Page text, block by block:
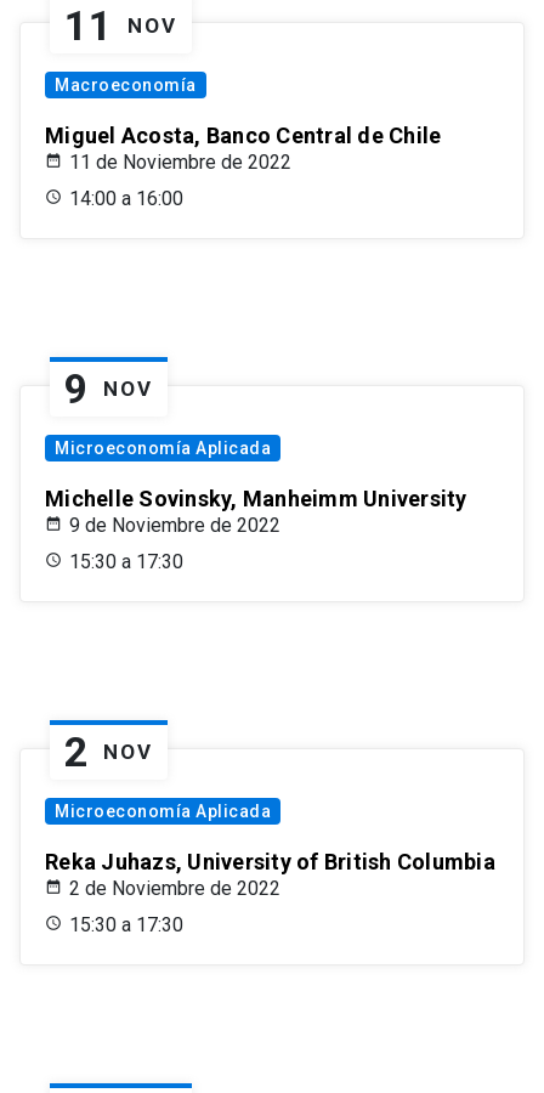
11 NOV
Macroeconomía
Miguel Acosta, Banco Central de Chile
11 de Noviembre de 2022
14:00 a 16:00
9 NOV
Microeconomía Aplicada
Michelle Sovinsky, Manheimm University
9 de Noviembre de 2022
15:30 a 17:30
2 NOV
Microeconomía Aplicada
Reka Juhazs, University of British Columbia
2 de Noviembre de 2022
15:30 a 17:30